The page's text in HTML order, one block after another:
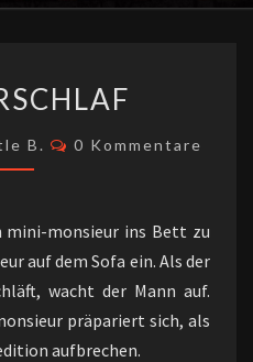
B. Kommentare
0 Kommentare
mini-monsieur ins Bett zu
auf dem Sofa ein. Als der
wacht der Mann auf.
präpariert sich, als
aufbrechen.